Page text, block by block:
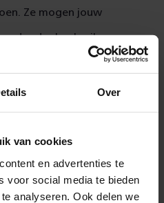
Over
van cookies
en advertenties te
voor social media te bieden
analyseren. Ook delen we
Ze mogen jouw
doel gebruiken.
de opdracht geven
regels) bepaalde taken
ook zelf kan doen. Denk
het bemensen van de
van onze panden, of